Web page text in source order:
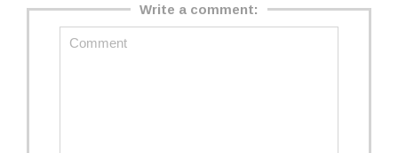
Write a comment: